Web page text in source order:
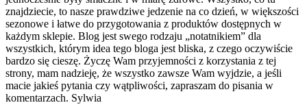
znajdziecie, to nasze prawdziwe jedzenie na co dzień, w większości
sezonowe i łatwe do przygotowania z produktów dostępnych w
każdym sklepie. Blog jest swego rodzaju „notatnikiem” dla
wszystkich, którym idea tego bloga jest bliska, z czego oczywiście
bardzo się cieszę. Życzę Wam przyjemności z korzystania z tej
strony, mam nadzieję, że wszystko zawsze Wam wyjdzie, a jeśli
macie jakieś pytania czy wątpliwości, zapraszam do pisania w
komentarzach. Sylwia